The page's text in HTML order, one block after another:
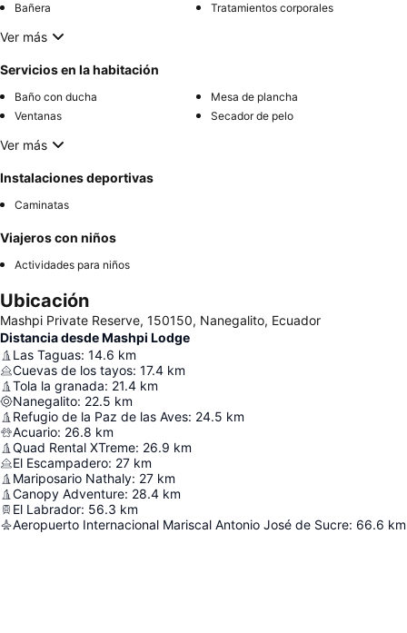
Bañera Tratamientos corporales
Ver más
Servicios en la habitación
Baño con ducha
Mesa de plancha
Ventanas
Secador de pelo
Ver más
Instalaciones deportivas
Caminatas
Viajeros con niños
Actividades para niños
Ubicación
Mashpi Private Reserve, 150150, Nanegalito, Ecuador
Distancia desde Mashpi Lodge
Las Taguas: 14.6 km
Cuevas de los tayos: 17.4 km
Tola la granada: 21.4 km
Nanegalito: 22.5 km
Refugio de la Paz de las Aves: 24.5 km
Acuario: 26.8 km
Quad Rental XTreme: 26.9 km
El Escampadero: 27 km
Mariposario Nathaly: 27 km
Canopy Adventure: 28.4 km
El Labrador: 56.3 km
Aeropuerto Internacional Mariscal Antonio José de Sucre: 66.6 km